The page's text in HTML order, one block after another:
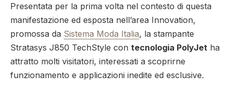
Presentata per la prima volta nel contesto di questa
manifestazione ed esposta nell’area Innovation,
promossa da Sistema Moda Italia, la stampante
Stratasys J850 TechStyle con tecnologia PolyJet ha
attratto molti visitatori, interessati a scoprirne
funzionamento e applicazioni inedite ed esclusive.